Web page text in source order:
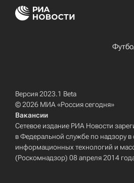
Версия 2023.1 Beta
© 2026 МИА «Россия сегодня»
Вакансии
Сетевое издание РИА Новости
в Федеральной службе по надзору в
информационных технологий и
(Роскомнадзор) 08 апреля 2014